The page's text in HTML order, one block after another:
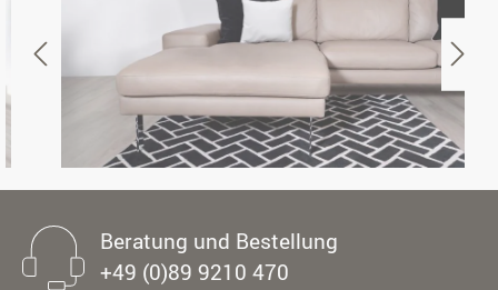
Beratung und Bestellung
+49 (0)89 9210 470